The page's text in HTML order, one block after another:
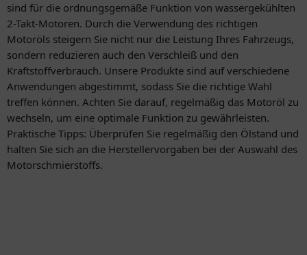
sind für die ordnungsgemäße Funktion von wassergekühlten
2-Takt-Motoren. Durch die Verwendung des richtigen
Motoröls steigern Sie nicht nur die Leistung Ihres Fahrzeugs,
sondern reduzieren auch den Verschleiß und den
Kraftstoffverbrauch. Unsere Produkte sind auf verschiedene
Anwendungen abgestimmt, sodass Sie die richtige Wahl
treffen können. Achten Sie darauf, regelmäßig das Motoröl zu
wechseln, um eine optimale Funktion zu gewährleisten.
Praktische Tipps: Überprüfen Sie regelmäßig den Ölstand und
halten Sie sich an die Herstellervorgaben bei der Auswahl des
Motorschmierstoffs.